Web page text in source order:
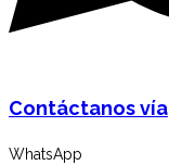
Contáctanos vía
WhatsApp